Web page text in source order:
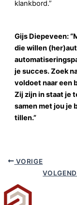
klankbord.”
Gijs Diepeveen:
die willen
je succes. Zoek
voldoet naar een
Zij zijn in staat je
samen met jou je
tillen.”
VORIGE